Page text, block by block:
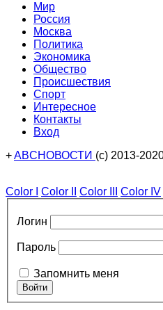
Мир
Россия
Москва
Политика
Экономика
Общество
Происшествия
Спорт
Интересное
Контакты
Вход
+ABCНОВОСТИ (с) 2013-
Color I Color II Color III Color IV
Логин
Пароль
Запомнить меня